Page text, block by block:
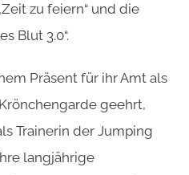
zu feiern“ und die
Blut 3.0“.
Präsent für ihr Amt als
geehrt,
Trainerin der Jumping
langjährige